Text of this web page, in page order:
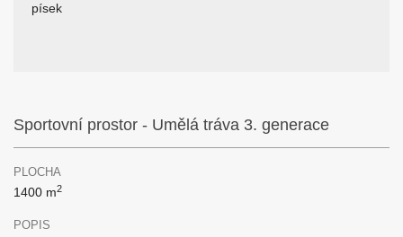
písek
Sportovní prostor - Umělá tráva 3. generace
PLOCHA
1400 m2
POPIS